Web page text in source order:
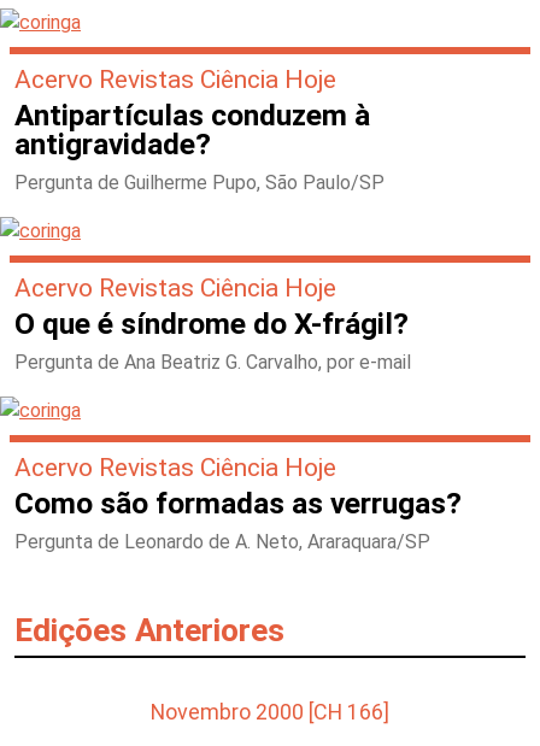
Acervo Revistas Ciência Hoje
Antipartículas conduzem à
antigravidade?
Pergunta de Guilherme Pupo, São Paulo/SP
Acervo Revistas Ciência Hoje
O que é síndrome do X-frágil?
Pergunta de Ana Beatriz G. Carvalho, por e-mail
Acervo Revistas Ciência Hoje
Como são formadas as verrugas?
Pergunta de Leonardo de A. Neto, Araraquara/SP
Edições Anteriores
Novembro 2000 [CH 166]